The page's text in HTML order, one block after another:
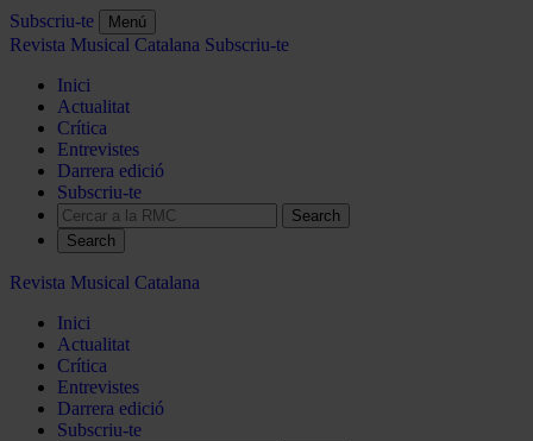
Subscriu-te Menú
Revista Musical Catalana Subscriu-te
Inici
Actualitat
Crítica
Entrevistes
Darrera edició
Subscriu-te
Search
Revista Musical Catalana
Inici
Actualitat
Crítica
Entrevistes
Darrera edició
Subscriu-te